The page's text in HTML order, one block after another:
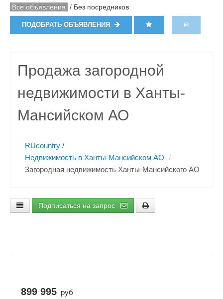
Все объявления / Без посредников
ПОДОБРАТЬ ОБЪЯВЛЕНИЯ
Продажа загородной
недвижимости в Ханты-
Мансийском АО
RUcountry /
Недвижимость в Ханты-Мансийском АО /
Загородная недвижимость Ханты-Мансийского АО
Подписаться на запрос
899 995 руб